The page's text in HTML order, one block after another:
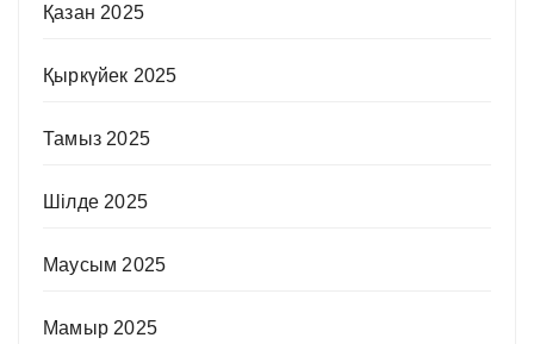
Қазан 2025
Қыркүйек 2025
Тамыз 2025
Шілде 2025
Маусым 2025
Мамыр 2025